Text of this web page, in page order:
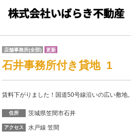
店舗事務所(全部) 更新
石井事務所付き貸地 1
賃料下がりました！国道50号線沿いの広い敷地。
住所 茨城県笠間市石井
アクセス 水戸線 笠間